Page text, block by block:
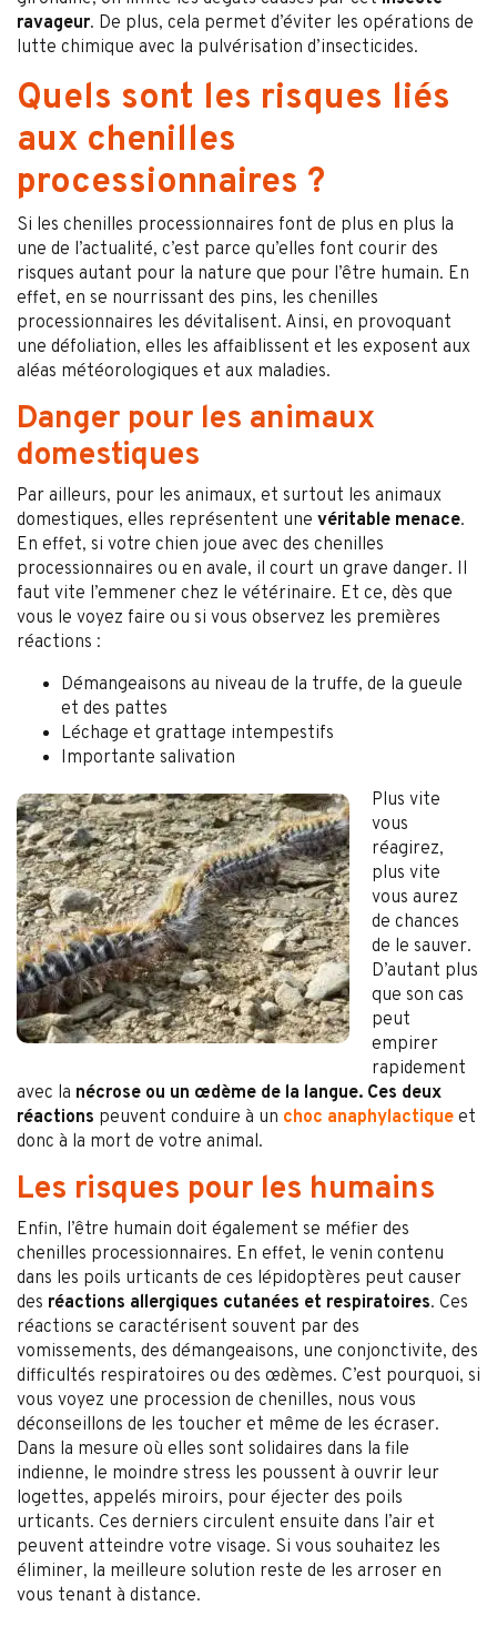
ravageur. De plus, cela permet d’éviter les opérations de
lutte chimique avec la pulvérisation d’insecticides.
Quels sont les risques liés
aux chenilles
processionnaires ?
Si les chenilles processionnaires font de plus en plus la
une de l’actualité, c’est parce qu’elles font courir des
risques autant pour la nature que pour l’être humain. En
effet, en se nourrissant des pins, les chenilles
processionnaires les dévitalisent. Ainsi, en provoquant
une défoliation, elles les affaiblissent et les exposent aux
aléas météorologiques et aux maladies.
Danger pour les animaux
domestiques
Par ailleurs, pour les animaux, et surtout les animaux
domestiques, elles représentent une véritable menace.
En effet, si votre chien joue avec des chenilles
processionnaires ou en avale, il court un grave danger. Il
faut vite l’emmener chez le vétérinaire. Et ce, dès que
vous le voyez faire ou si vous observez les premières
réactions :
Démangeaisons au niveau de la truffe, de la gueule
et des pattes
Léchage et grattage intempestifs
Importante salivation
Plus vite
vous
réagirez,
plus vite
vous aurez
de chances
de le sauver.
D’autant plus
que son cas
peut
empirer
rapidement
avec la nécrose ou un œdème de la langue. Ces deux
réactions peuvent conduire à un choc anaphylactique et
donc à la mort de votre animal.
Les risques pour les humains
Enfin, l’être humain doit également se méfier des
chenilles processionnaires. En effet, le venin contenu
dans les poils urticants de ces lépidoptères peut causer
des réactions allergiques cutanées et respiratoires. Ces
réactions se caractérisent souvent par des
vomissements, des démangeaisons, une conjonctivite, des
difficultés respiratoires ou des œdèmes. C’est pourquoi, si
vous voyez une procession de chenilles, nous vous
déconseillons de les toucher et même de les écraser.
Dans la mesure où elles sont solidaires dans la file
indienne, le moindre stress les poussent à ouvrir leur
logettes, appelés miroirs, pour éjecter des poils
urticants. Ces derniers circulent ensuite dans l’air et
peuvent atteindre votre visage. Si vous souhaitez les
éliminer, la meilleure solution reste de les arroser en
vous tenant à distance.